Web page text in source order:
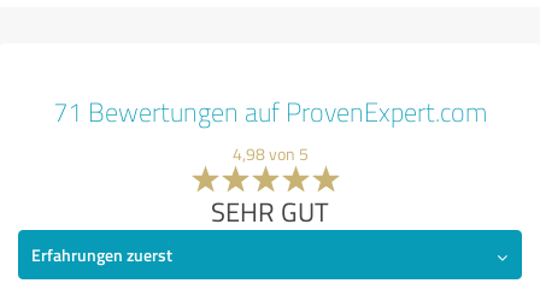
71 Bewertungen auf ProvenExpert.com
4,98 von 5
SEHR GUT
Erfahrungen zuerst